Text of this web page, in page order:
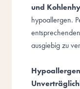
und
hypoallergen.
ausgiebig zu